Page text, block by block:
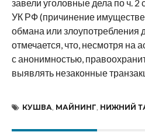
завели уголовные дела по ч. 2
УК РФ (причинение
обмана или
отмечается, что, несмотря на
с анонимностью,
выявлять незаконные
КУШВА МАЙНИНГ НИЖНИЙ